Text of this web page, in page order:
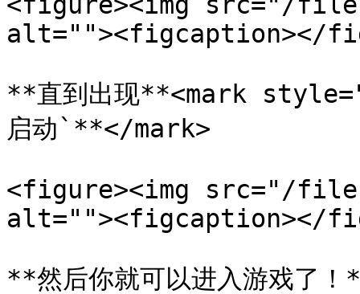
alt=""><figcaption></
**直到出现**<mark
启动`**</mark>
<figure><img src="/files/
alt=""><figcaption></
**然后你就可以进入游戏了